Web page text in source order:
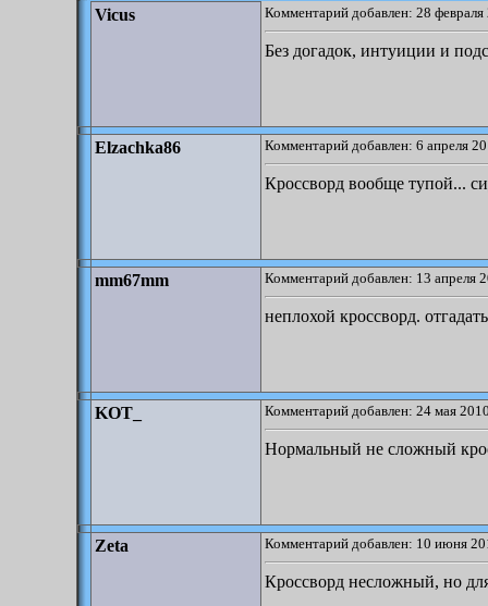
Vicus Комментарий добавлен: 28
Без догадок, интуиции и
Elzachka86 Комментарий добавлен: 6 апреля
Кроссворд вообще тупой...
mm67mm Комментарий добавлен: 13 апреля
неплохой кроссворд.
KOT_ Комментарий добавлен: 24 мая
Нормальный не сложный
Zeta Комментарий добавлен: 10 июня
Кроссворд несложный, но